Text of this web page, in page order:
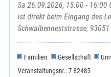
Sa 26.09.2026, 15:00 - 16:00
ist direkt beim Eingang des
Schwalbenneststrasse, 93051
Familien Gesellschaft
Veranstaltungsnr.: 7-82485